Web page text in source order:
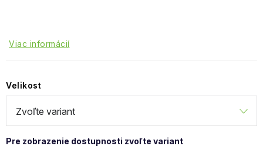
Viac informácií
Velikost